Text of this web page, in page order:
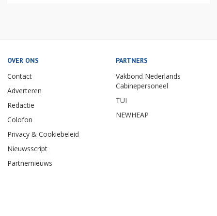
OVER ONS
Contact
Adverteren
Redactie
Colofon
Privacy & Cookiebeleid
Nieuwsscript
Partnernieuws
PARTNERS
Vakbond Nederlands
Cabinepersoneel
TUI
NEWHEAP